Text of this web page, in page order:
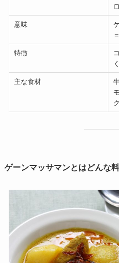
意味
特徴
主な食材
ゲーンマッサマンとはどんな